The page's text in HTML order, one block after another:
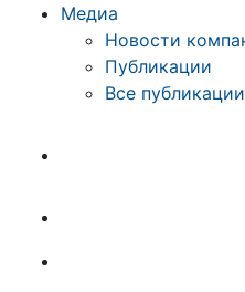
Медиа
Новости
Публикации
Все публикации